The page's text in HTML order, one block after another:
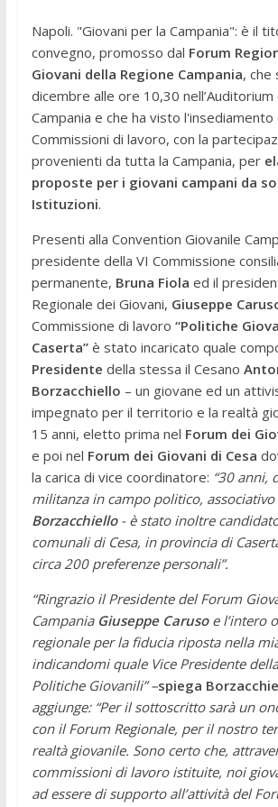
Napoli. "Giovani per la Campania": è il
convegno, promosso dal Forum
Giovani della Regione Campania, che
dicembre alle ore 10,30 nell’Auditorium
Campania e che ha visto l'insediamento
Commissioni di lavoro, con la
provenienti da tutta la Campania, per
proposte per i giovani campani da
Istituzioni.
Presenti alla Convention Giovanile
presidente della VI Commissione
permanente, Bruna Fiola ed il
Regionale dei Giovani, Giuseppe
Commissione di lavoro “Politiche
Caserta”è stato incaricato quale
Presidente della stessa il Cesano
Borzacchiello – un giovane ed un
impegnato per il territorio e la realtà
15 anni, eletto prima nel Forum dei
e poi nel Forum dei Giovani di Cesa
la carica di vice coordinatore: “30 anni,
militanza in campo politico, associativo
Borzacchiello - è stato inoltre
comunali di Cesa, in provincia di
circa 200 preferenze personali”.
“Ringrazio il Presidente del Forum
Campania Giuseppe Carusoe l’intero
regionale per la fiducia riposta nella
indicandomi quale Vice Presidente
Politiche Giovanili” –spiega
aggiunge: “Per il sottoscritto sarà un
con il Forum Regionale, per il nostro
realtà giovanile. Sono certo che,
commissioni di lavoro istituite, noi
ad essere di supporto all’attività del